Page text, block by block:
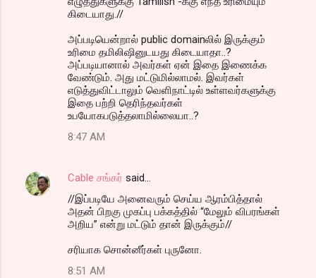
கிடையாது.//
அப்படியென்றால் public domainலில் இருக்கும்
உரிமை தமிலிஷினுடயது கிடையாதா..?
அப்படியானால் அவர்கள் ஏன் இதை இணைக்க
வேண்டும். அது மட்டுமில்லாமல். இவர்கள்
எடுத்துவிட்டாலும் வெளிநாட்டில் உள்ளவர்களுக்கு
இதை பற்றி தெரிந்தவர்கள்
உபயோகபடுத்தலாமில்லையா..?
8:47 AM
Cable சங்கர் said…
//இப்படியே அனைவரும் செய்ய ஆரம்பித்தால்
அதன் பிறகு முகப்பு பக்கத்தில் “மேலும் விபரங்கள்
அறிய” என்று மட்டும் தான் இருக்கும்//
சரியாக சொன்னீர்கள் புருனோ.
8:51 AM